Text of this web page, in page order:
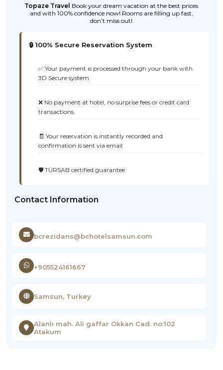
Topaze Travel Book your dream vacation at the best prices
and with 100% confidence now! Rooms are filling up fast,
don’t miss out!
🔒 100% Secure Reservation System
✅ Your payment is processed through your bank with
3D Secure system
❌ No payment at hotel, no surprise fees or credit card
transactions
🧾 Your reservation is instantly recorded and
confirmation is sent via email
🛡️ TÜRSAB certified guarantee
Contact Information
bcrezidans@bchotelsamsun.com
+905524161667
Samsun, Turkey
Alanlı mah. Ali gaffar Okkan Cad. no:102
Atakum